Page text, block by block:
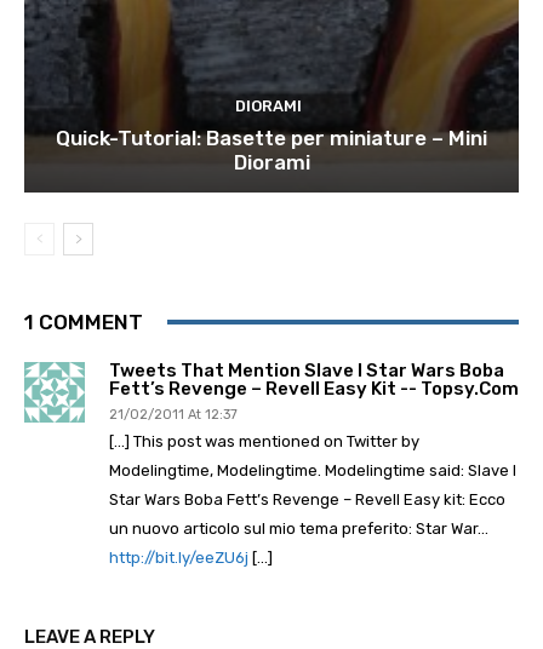
DIORAMI
Quick-Tutorial: Basette per miniature – Mini
Diorami
1 COMMENT
Tweets That Mention Slave I Star Wars Boba
Fett’s Revenge – Revell Easy Kit -- Topsy.com
21/02/2011 At 12:37
[…] This post was mentioned on Twitter by
Modelingtime, Modelingtime. Modelingtime said: Slave I
Star Wars Boba Fett’s Revenge – Revell Easy kit: Ecco
un nuovo articolo sul mio tema preferito: Star War…
http://bit.ly/eeZU6j […]
LEAVE A REPLY